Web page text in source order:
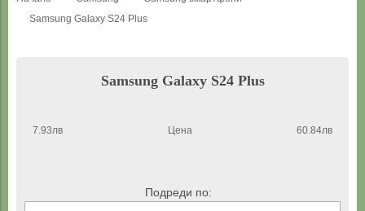
Samsung Galaxy S24 Plus
Samsung Galaxy S24 Plus
7.93лв 60.84лв
Цена
Подреди по: